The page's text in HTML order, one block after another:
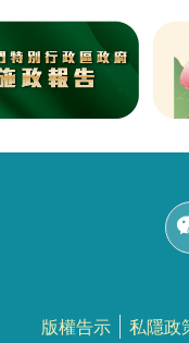
版權告示
私隱政